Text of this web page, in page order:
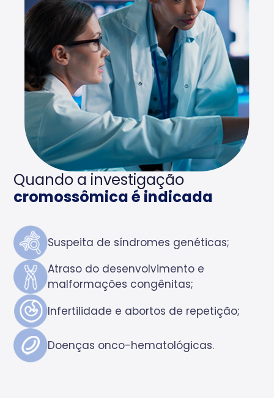
Quando a investigação
cromossômica é indicada
Suspeita de síndromes genéticas;
Atraso do desenvolvimento e
malformações congênitas;
Infertilidade e abortos de repetição;
Doenças onco-hematológicas.